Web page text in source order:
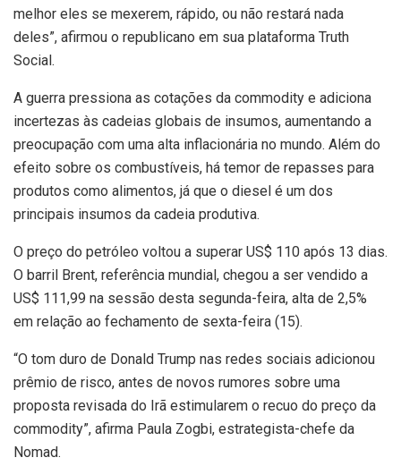
melhor eles se mexerem, rápido, ou não restará nada
deles”, afirmou o republicano em sua plataforma Truth
Social.
A guerra pressiona as cotações da commodity e adiciona
incertezas às cadeias globais de insumos, aumentando a
preocupação com uma alta inflacionária no mundo. Além do
efeito sobre os combustíveis, há temor de repasses para
produtos como alimentos, já que o diesel é um dos
principais insumos da cadeia produtiva.
O preço do petróleo voltou a superar US$ 110 após 13 dias.
O barril Brent, referência mundial, chegou a ser vendido a
US$ 111,99 na sessão desta segunda-feira, alta de 2,5%
em relação ao fechamento de sexta-feira (15).
“O tom duro de Donald Trump nas redes sociais adicionou
prêmio de risco, antes de novos rumores sobre uma
proposta revisada do Irã estimularem o recuo do preço da
commodity”, afirma Paula Zogbi, estrategista-chefe da
Nomad.